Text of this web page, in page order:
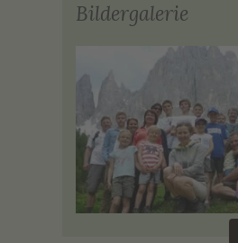
Bildergalerie